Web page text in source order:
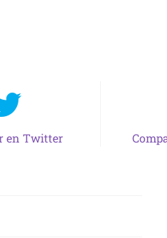
en Twitter